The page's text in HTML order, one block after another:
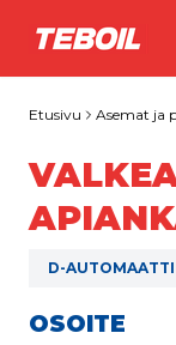
Siirry
Etusivu Asemat ja
D-AUTOMAATTI
OSOITE